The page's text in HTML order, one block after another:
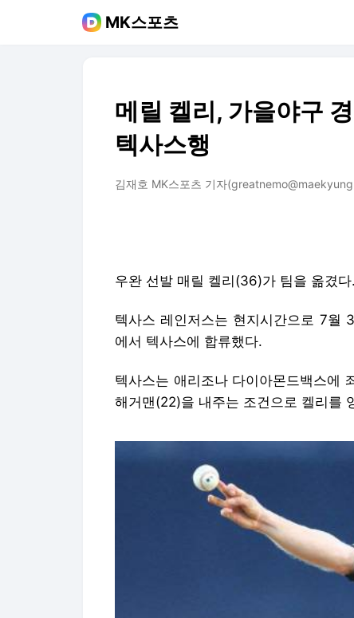
MK스포츠
메릴 켈리, 가을야구
텍사스행
김재호 MK스포츠 기자
우완 선발 매릴 켈리(36)가 팀을 옮겼다.
텍사스 레인저스는 현지시간으로 7월
에서 텍사스에 합류했다.
텍사스는 애리조나 다이아몬드백스에
해거맨(22)을 내주는 조건으로 켈리를